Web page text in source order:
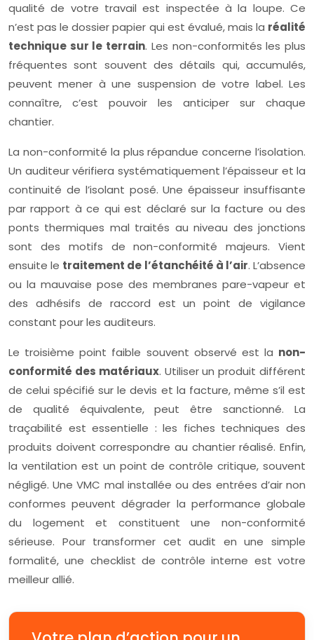
qualité de votre travail est inspectée à la loupe. Ce
n’est pas le dossier papier qui est évalué, mais la réalité
technique sur le terrain. Les non-conformités les plus
fréquentes sont souvent des détails qui, accumulés,
peuvent mener à une suspension de votre label. Les
connaître, c’est pouvoir les anticiper sur chaque
chantier.
La non-conformité la plus répandue concerne l’isolation.
Un auditeur vérifiera systématiquement l’épaisseur et la
continuité de l’isolant posé. Une épaisseur insuffisante
par rapport à ce qui est déclaré sur la facture ou des
ponts thermiques mal traités au niveau des jonctions
sont des motifs de non-conformité majeurs. Vient
ensuite le traitement de l’étanchéité à l’air. L’absence
ou la mauvaise pose des membranes pare-vapeur et
des adhésifs de raccord est un point de vigilance
constant pour les auditeurs.
Le troisième point faible souvent observé est la non-
conformité des matériaux. Utiliser un produit différent
de celui spécifié sur le devis et la facture, même s’il est
de qualité équivalente, peut être sanctionné. La
traçabilité est essentielle : les fiches techniques des
produits doivent correspondre au chantier réalisé. Enfin,
la ventilation est un point de contrôle critique, souvent
négligé. Une VMC mal installée ou des entrées d’air non
conformes peuvent dégrader la performance globale
du logement et constituent une non-conformité
sérieuse. Pour transformer cet audit en une simple
formalité, une checklist de contrôle interne est votre
meilleur allié.